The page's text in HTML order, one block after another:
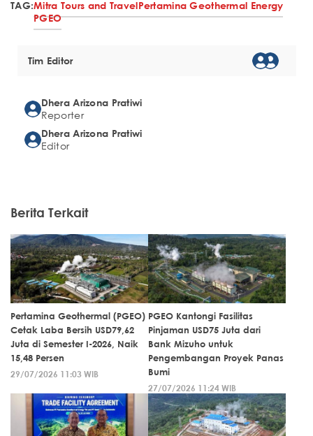
TAG:Mitra Tours and TravelPertamina Geothermal Energy
PGEO
Tim Editor
Dhera Arizona Pratiwi
Reporter
Dhera Arizona Pratiwi
Editor
Berita Terkait
Pertamina Geothermal (PGEO)
Cetak Laba Bersih USD79,62
Juta di Semester I-2026, Naik
15,48 Persen
29/07/2026 11:03 WIB
PGEO Kantongi Fasilitas
Pinjaman USD75 Juta dari
Bank Mizuho untuk
Pengembangan Proyek Panas
Bumi
27/07/2026 11:24 WIB